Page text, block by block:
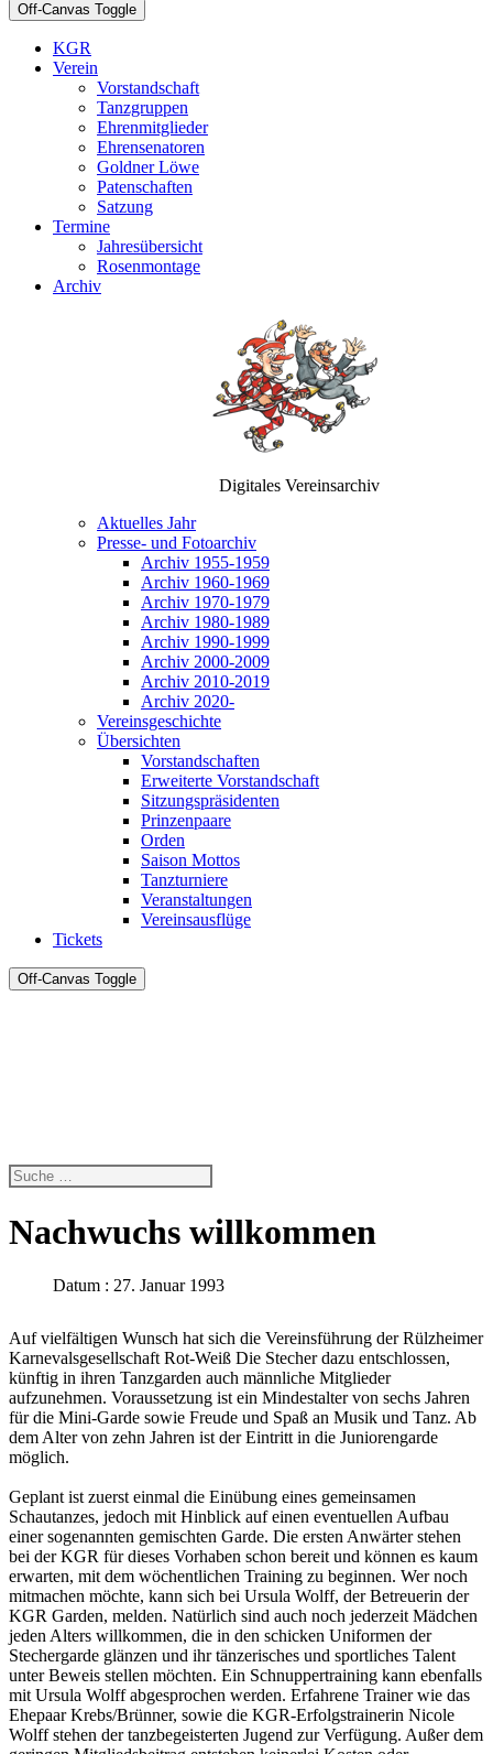
Off-Canvas Toggle
KGR
Verein
Vorstandschaft
Tanzgruppen
Ehrenmitglieder
Ehrensenatoren
Goldner Löwe
Patenschaften
Satzung
Termine
Jahresübersicht
Rosenmontage
Archiv
Digitales Vereinsarchiv
Aktuelles Jahr
Presse- und Fotoarchiv
Archiv 1955-1959
Archiv 1960-1969
Archiv 1970-1979
Archiv 1980-1989
Archiv 1990-1999
Archiv 2000-2009
Archiv 2010-2019
Archiv 2020-
Vereinsgeschichte
Übersichten
Vorstandschaften
Erweiterte Vorstandschaft
Sitzungspräsidenten
Prinzenpaare
Orden
Saison Mottos
Tanzturniere
Veranstaltungen
Vereinsausflüge
Tickets
Off-Canvas Toggle
Nachwuchs willkommen
Datum : 27. Januar 1993
Auf vielfältigen Wunsch hat sich die Vereinsführung der Rülzheimer
Karnevalsgesellschaft Rot-Weiß Die Stecher dazu entschlossen,
künftig in ihren Tanzgarden auch männliche Mitglieder
aufzunehmen. Voraussetzung ist ein Mindestalter von sechs Jahren
für die Mini-Garde sowie Freude und Spaß an Musik und Tanz. Ab
dem Alter von zehn Jahren ist der Eintritt in die Juniorengarde
möglich.
Geplant ist zuerst einmal die Einübung eines gemeinsamen
Schautanzes, jedoch mit Hinblick auf einen eventuellen Aufbau
einer sogenannten gemischten Garde. Die ersten Anwärter stehen
bei der KGR für dieses Vorhaben schon bereit und können es kaum
erwarten, mit dem wöchentlichen Training zu beginnen. Wer noch
mitmachen möchte, kann sich bei Ursula Wolff, der Betreuerin der
KGR Garden, melden. Natürlich sind auch noch jederzeit Mädchen
jeden Alters willkommen, die in den schicken Uniformen der
Stechergarde glänzen und ihr tänzerisches und sportliches Talent
unter Beweis stellen möchten. Ein Schnuppertraining kann ebenfalls
mit Ursula Wolff abgesprochen werden. Erfahrene Trainer wie das
Ehepaar Krebs/Brünner, sowie die KGR-Erfolgstrainerin Nicole
Wolff stehen der tanzbegeisterten Jugend zur Verfügung. Außer dem